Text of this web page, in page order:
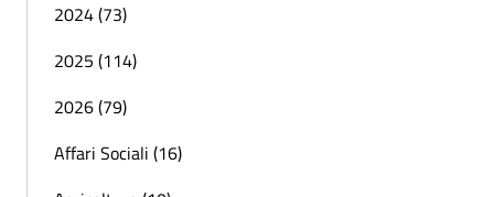
2024 (73)
2025 (114)
2026 (79)
Affari Sociali (16)